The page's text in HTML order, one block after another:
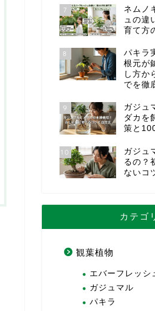
7
ネムノ
ュの違
育て方
8
パキラ
根元が
し方か
でを徹
9
ガジュ
ダカを
策と
10
ガジュ
るの？
ないコ
カテゴ
観葉植物
エバーフレッシ
ガジュマル
パキラ